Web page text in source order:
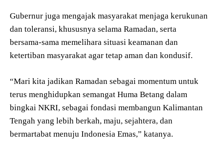
Gubernur juga mengajak masyarakat menjaga kerukunan
dan toleransi, khususnya selama Ramadan, serta
bersama-sama memelihara situasi keamanan dan
ketertiban masyarakat agar tetap aman dan kondusif.
“Mari kita jadikan Ramadan sebagai momentum untuk
terus menghidupkan semangat Huma Betang dalam
bingkai NKRI, sebagai fondasi membangun Kalimantan
Tengah yang lebih berkah, maju, sejahtera, dan
bermartabat menuju Indonesia Emas,” katanya.